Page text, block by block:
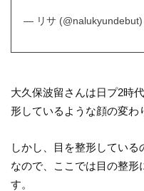
— リサ (@nalukyundebut)
大久保波留さんは日プ2時
形しているような顔の変わ
しかし、目を整形している
なので、ここでは目の整形
す。